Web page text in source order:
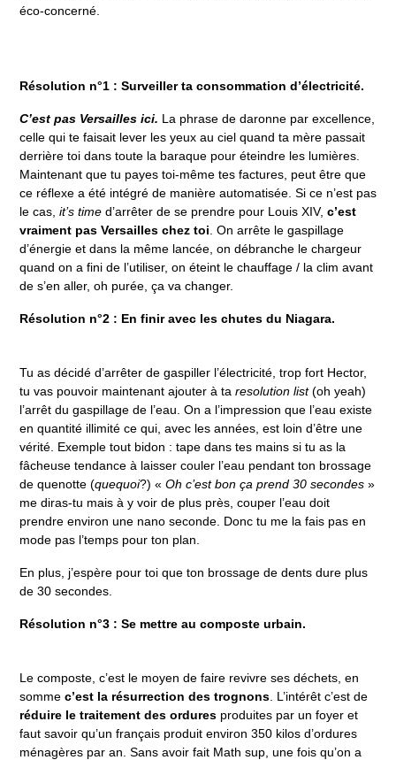
éco-concerné.
Résolution n°1 : Surveiller ta consommation d’électricité.
C’est pas Versailles ici. La phrase de daronne par excellence,
celle qui te faisait lever les yeux au ciel quand ta mère passait
derrière toi dans toute la baraque pour éteindre les lumières.
Maintenant que tu payes toi-même tes factures, peut être que
ce réflexe a été intégré de manière automatisée. Si ce n’est pas
le cas, it’s time d’arrêter de se prendre pour Louis XIV, c’est
vraiment pas Versailles chez toi . On arrête le gaspillage
d’énergie et dans la même lancée, on débranche le chargeur
quand on a fini de l’utiliser, on éteint le chauffage / la clim avant
de s’en aller, oh purée, ça va changer.
Résolution n°2 : En finir avec les chutes du Niagara.
Tu as décidé d’arrêter de gaspiller l’électricité, trop fort Hector,
tu vas pouvoir maintenant ajouter à ta resolution list(oh yeah)
l’arrêt du gaspillage de l’eau. On a l’impression que l’eau existe
en quantité illimité ce qui, avec les années, est loin d’être une
vérité. Exemple tout bidon : tape dans tes mains si tu as la
fâcheuse tendance à laisser couler l’eau pendant ton brossage
de quenotte (quequoi?) « Oh c’est bon ça prend 30 secondes »
me diras-tu mais à y voir de plus près, couper l’eau doit
prendre environ une nano seconde. Donc tu me la fais pas en
mode pas l’temps pour ton plan.
En plus, j’espère pour toi que ton brossage de dents dure plus
de 30 secondes.
Résolution n°3 : Se mettre au composte urbain.
Le composte, c’est le moyen de faire revivre ses déchets, en
somme c’est la résurrection des trognons . L’intérêt c’est de
réduire le traitement des ordures produites par un foyer et
faut savoir qu’un français produit environ 350 kilos d’ordures
ménagères par an. Sans avoir fait Math sup, une fois qu’on a